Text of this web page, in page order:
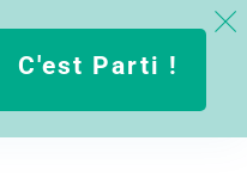
C'est Parti !